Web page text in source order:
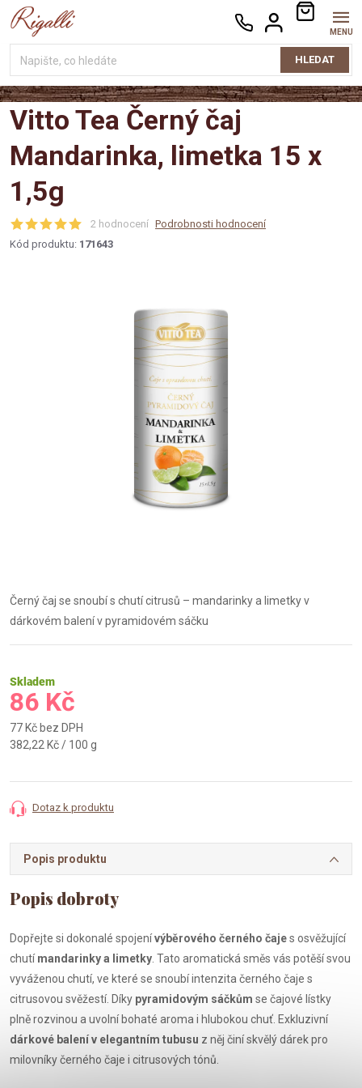
Přejít
na
HLEDAT
NÁKUPNÍ
KOŠÍK
Vitto Tea Černý čaj
Mandarinka, limetka 15 x
1,5g
2 hodnocení Podrobnosti hodnocení
Kód produktu: 171643
Černý čaj se snoubí s chutí citrusů – mandarinky a limetky v
dárkovém balení v pyramidovém sáčku
Skladem
86 Kč
77 Kč bez DPH
Měrná
382,22 Kč / 100 g
Dotaz k produktu
Popis produktu
Dopřejte si dokonalé spojenívýběrového černého čajes osvěžující
chutímandarinky a limetky . Tato aromatická směs vás potěší svou
vyváženou chutí, ve které se snoubí intenzita černého čaje s
citrusovou svěžestí. Díky pyramidovým sáčkům se čajové lístky
plně rozvinou a uvolní bohaté aroma i hlubokou chuť. Exkluzivní
dárkové balení v elegantním tubusu z něj činí skvělý dárek pro
milovníky černého čaje i citrusových tónů.